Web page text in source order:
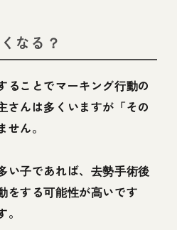
なる？
ることでマーキング行動の
さんは多くいますが「その
ん。
い子であれば、去勢手術後
をする可能性が高いです